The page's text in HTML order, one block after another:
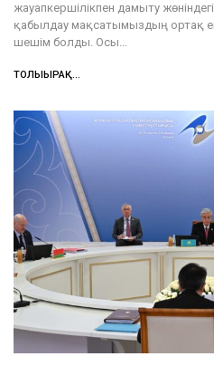
жауапкершілікпен дамыту
қабылдау мақсатымыздың ортақ
шешім болды. Осы…
ТОЛЫҒЫРАҚ...